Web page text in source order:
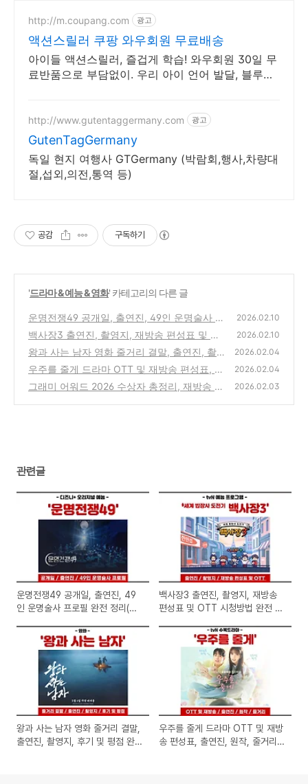
http://m.coupang.com 광고
액션스릴러 쿠팡 와우회원 무료배송
아이들 액션스릴러, 즐겁게 학습! 와우회원 30일 무
료반품으로 부담없이. 우리 아이 언어 발달, 블루레
http://www.gutentaggermany.com 광고
GutenTagGermany
독일 현지 여행사 GTGermany (박람회,행사,차량대
절,섭외,의전,통역 등)
공감 구독하기
'드라마 & 예능 & 영화' 카테고리의 다른 글
운명전쟁49 공개일, 출연진, 49인 운명술사 프
로필 완전 정리(디즈니+ 전현무·박나래·박하선
진행)
(0)
2026.02.10
백사장3 출연진, 촬영지, 재방송 편성표 및 OT
T 시청방법 완전 정리(tvN 장사천재 세계 밥장
사 도전기)
2026.02.10
왕과 사는 남자 영화 줄거리 결말, 출연진, 촬
영지, 후기 및 평점 완전 정리(2026년 설 대작)
2026.02.04
우주를 줄게 드라마 OTT 및 재방송 편성표, 출
연진, 원작, 줄거리 완벽 정리(tvN 및 TVING)
2026.02.04
그래미 어워드 2026 수상자 총정리, 재방송 시
2026.02.03
관련글
운명전쟁49 공개일, 출연진, 49
인 운명술사 프로필 완전 정리(디
백사장3 출연진, 촬영지, 재방송
편성표 및 OTT 시청방법 완전 정
왕과 사는 남자 영화 줄거리 결말,
출연진, 촬영지, 후기 및 평점 완
우주를 줄게 드라마 OTT 및 재방
송 편성표, 출연진, 원작, 줄거리